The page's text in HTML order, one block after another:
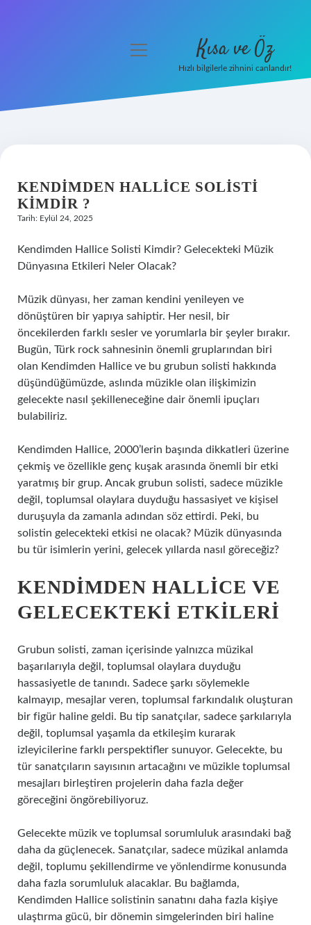
Hakkımızda
menüyü
Kısa ve Öz
Hızlı bilgilerle zihnini canlandır!
KENDIMDEN HALLICE SOLISTI
KIMDIR ?
Tarih: Eylül 24, 2025
Kendimden Hallice Solisti Kimdir? Gelecekteki Müzik
Dünyasına Etkileri Neler Olacak?
Müzik dünyası, her zaman kendini yenileyen ve
dönüştüren bir yapıya sahiptir. Her nesil, bir
öncekilerden farklı sesler ve yorumlarla bir şeyler bırakır.
Bugün, Türk rock sahnesinin önemli gruplarından biri
olan Kendimden Hallice ve bu grubun solisti hakkında
düşündüğümüzde, aslında müzikle olan ilişkimizin
gelecekte nasıl şekilleneceğine dair önemli ipuçları
bulabiliriz.
Kendimden Hallice, 2000’lerin başında dikkatleri üzerine
çekmiş ve özellikle genç kuşak arasında önemli bir etki
yaratmış bir grup. Ancak grubun solisti, sadece müzikle
değil, toplumsal olaylara duyduğu hassasiyet ve kişisel
duruşuyla da zamanla adından söz ettirdi. Peki, bu
solistin gelecekteki etkisi ne olacak? Müzik dünyasında
bu tür isimlerin yerini, gelecek yıllarda nasıl göreceğiz?
KENDIMDEN HALLICE VE
GELECEKTEKI ETKILERI
Grubun solisti, zaman içerisinde yalnızca müzikal
başarılarıyla değil, toplumsal olaylara duyduğu
hassasiyetle de tanındı. Sadece şarkı söylemekle
kalmayıp, mesajlar veren, toplumsal farkındalık oluşturan
bir figür haline geldi. Bu tip sanatçılar, sadece şarkılarıyla
değil, toplumsal yaşamla da etkileşim kurarak
izleyicilerine farklı perspektifler sunuyor. Gelecekte, bu
tür sanatçıların sayısının artacağını ve müzikle toplumsal
mesajları birleştiren projelerin daha fazla değer
göreceğini öngörebiliyoruz.
Gelecekte müzik ve toplumsal sorumluluk arasındaki bağ
daha da güçlenecek. Sanatçılar, sadece müzikal anlamda
değil, toplumu şekillendirme ve yönlendirme konusunda
daha fazla sorumluluk alacaklar. Bu bağlamda,
Kendimden Hallice solistinin sanatını daha fazla kişiye
ulaştırma gücü, bir dönemin simgelerinden biri haline